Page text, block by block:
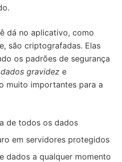
dá no aplicativo, como
são criptografadas. Elas
os padrões de segurança
gravidez e
muito importantes para a
de todos os dados
em servidores protegidos
dados a qualquer momento